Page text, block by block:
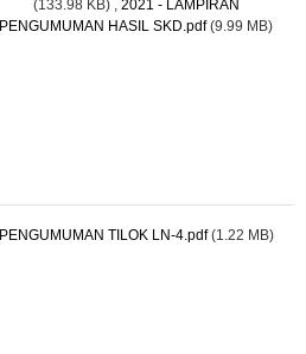
(133.98 KB) , 2021 - LAMPIRAN
PENGUMUMAN HASIL SKD.pdf (9.99 MB)
PENGUMUMAN TILOK LN-4.pdf (1.22 MB)